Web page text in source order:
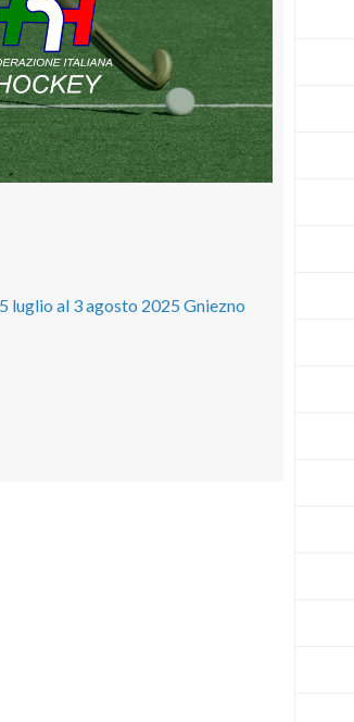
luglio al 3 agosto 2025 Gniezno